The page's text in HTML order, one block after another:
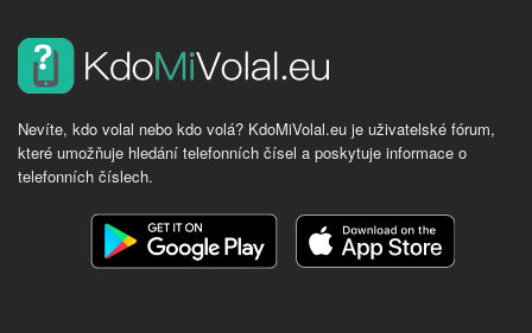
Nevíte, kdo volal nebo kdo volá? KdoMiVolal.eu je uživatelské fórum,
které umožňuje hledání telefonních čísel a poskytuje informace o
telefonních číslech.